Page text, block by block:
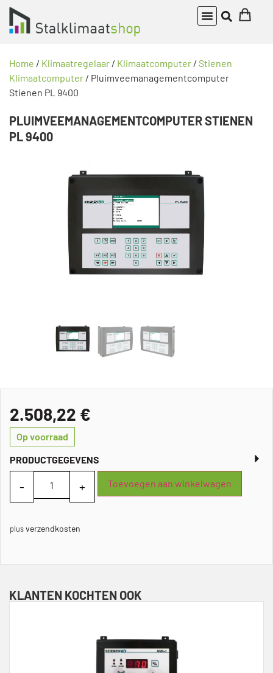
Home / Klimaatregelaar / Klimaatcomputer / Stienen
Klimaatcomputer / Pluimveemanagementcomputer
Stienen PL 9400
PLUIMVEEMANAGEMENTCOMPUTER STIENEN
PL 9400
2.508,22 €
Op voorraad
PRODUCTGEGEVENS
Toevoegen aan winkelwagen
plusverzendkosten
KLANTEN KOCHTEN OOK